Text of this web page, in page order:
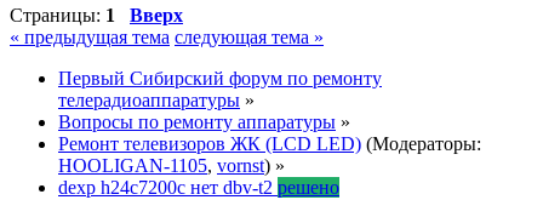
Страницы: 1
Вверх
« предыдущая тема следующая тема »
Первый Сибирский форум по ремонту
телерадиоаппаратуры »
Вопросы по ремонту аппаратуры »
Ремонт телевизоров ЖК (LCD LED) (Модераторы:
HOOLIGAN-1105, vornst) »
dexp h24c7200c нет dbv-t2 решено